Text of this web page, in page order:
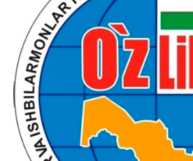
Категориялар
Сайтдан
Фойдаланиш
Лойиҳа
ҳақида